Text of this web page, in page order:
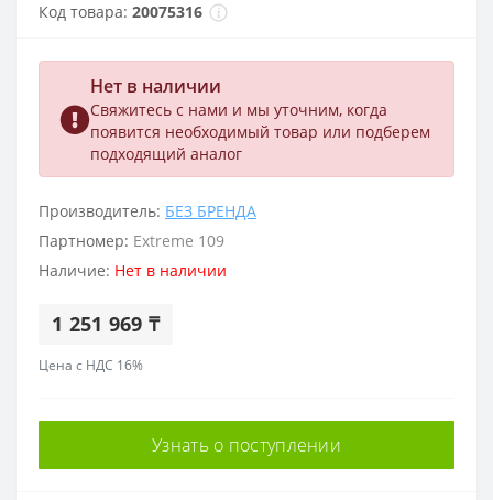
Код товара: 20075316
Нет в наличии
Свяжитесь с нами и мы уточним, когда
появится необходимый товар или подберем
подходящий аналог
Производитель: БЕЗ БРЕНДА
Партномер: Extreme 109
Наличие: Нет в наличии
1 251 969 ₸
Цена с НДС 16%
Узнать о поступлении